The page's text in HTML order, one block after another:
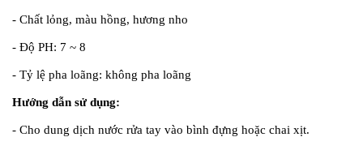
- Chất lỏng, màu hồng, hương nho
- Độ PH: 7 ~ 8
- Tỷ lệ pha loãng: không pha loãng
Hướng dẫn sử dụng:
- Cho dung dịch nước rửa tay vào bình đựng hoặc chai xịt.